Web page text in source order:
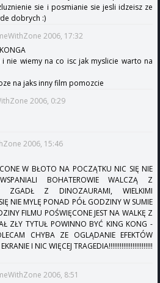
sie i posmianie sie jesli idzeisz ze
dobrych :)
2006, 17:32
nie wiemy na co isc jak myslicie warto na
na jaks inny film pomozcie
2006, 0:29
2006, 15:46
W BŁOTO NA POCZĄTKU NIC SIĘ NIE
BOHATEROWIE WALCZĄ Z
ZGADŁ Z DINOZAURAMI, WIELKIMI
NIE MYLĘ PONAD PÓŁ GODZINY W SUMIE
FILMU POŚWIĘCONE JEST NA WALKĘ Z
ZŁY TYTUŁ POWINNO BYĆ KING KONG -
CHYBA ZE OGLĄDANIE EFEKTÓW
I NIC WIĘCEJ TRAGEDIA!!!!!!!!!!!!!!!!!!!!!!!!
2006, 8:51